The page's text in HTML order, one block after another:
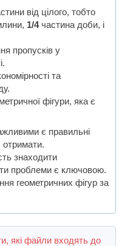
від цілого, тобто
1/4частина доби, і
пропусків у
та
фігури, яка є
є правильні
отримати.
знаходити
проблеми є ключовою.
геометричних фігур за
які файли входять до